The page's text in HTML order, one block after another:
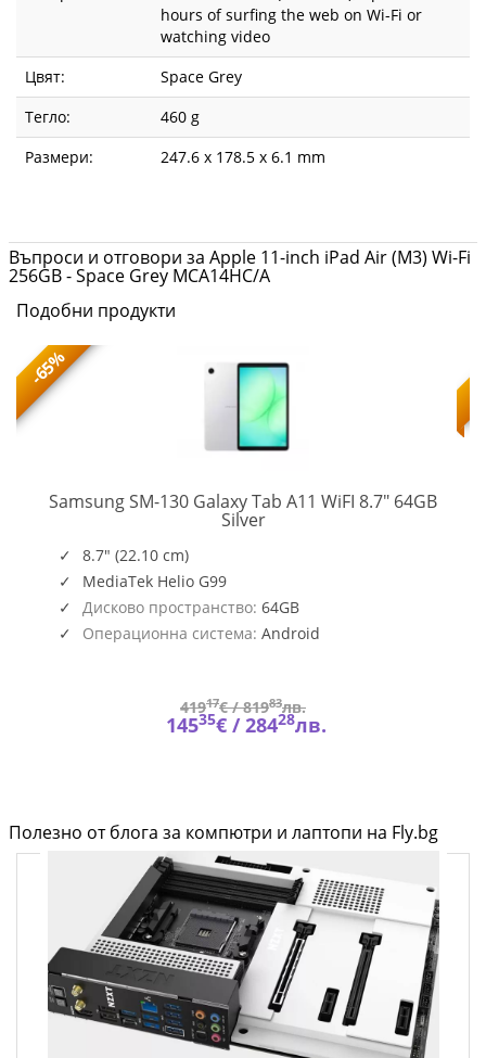
hours of surfing the web on Wi-Fi or
watching video
Цвят:
Space Grey
Тегло:
460 g
Размери:
247.6 x 178.5 x 6.1 mm
Въпроси и отговори за Apple 11-inch iPad Air (M3) Wi-Fi
256GB - Space Grey MCA14HC/A
Подобни продукти
-65%
Samsung SM-130 Galaxy Tab A11 WiFI 8.7" 64GB
SilverSM-
8.7" (22.10 cm)
MediaTek Helio G99
Дисково пространство: 64GB
Операционна система: Android
41917€ /81983лв.
14535€ /28428лв.
Полезно от блога за компютри и лаптопи на Fly.bg